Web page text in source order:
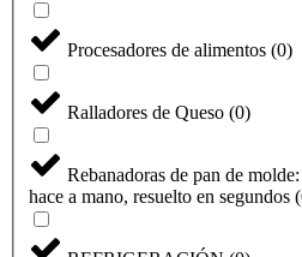
Procesadores de alimentos (0)
Ralladores de Queso (0)
Rebanadoras de pan de
hace a mano, resuelto en segundos (
¿Cómo calificarías tu
Seleccione
una
opción
de
1
a
5
No fue buena